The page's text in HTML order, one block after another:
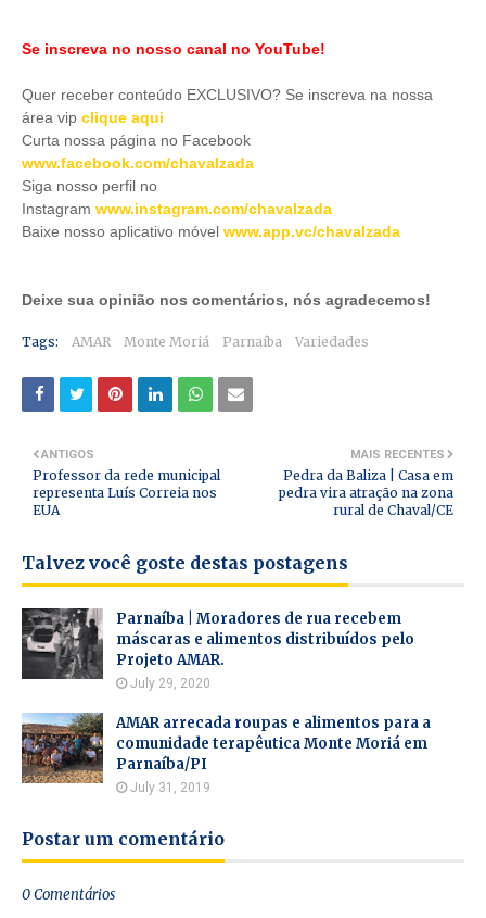
Se inscreva no nosso canal no YouTube!
Quer receber conteúdo EXCLUSIVO? Se inscreva na nossa
área vip clique aqui
Curta nossa página no Facebook
www.facebook.com/chavalzada
Siga nosso perfil no
Instagram www.instagram.com/chavalzada
Baixe nosso aplicativo móvel www.app.vc/chavalzada
Deixe sua opinião nos comentários, nós agradecemos!
Tags: AMAR Monte Moriá Parnaíba Variedades
MAIS RECENTES
Pedra da Baliza | Casa em
pedra vira atração na zona
rural de Chaval/CE
ANTIGOS
Professor da rede municipal
representa Luís Correia nos
EUA
Talvez você goste destas postagens
Parnaíba | Moradores de rua recebem
máscaras e alimentos distribuídos pelo
Projeto AMAR.
July 29, 2020
AMAR arrecada roupas e alimentos para a
comunidade terapêutica Monte Moriá em
Parnaíba/PI
July 31, 2019
Postar um comentário
0 Comentários